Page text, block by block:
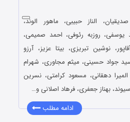
الناز حبیبی، ماهور الوند،
روزبه رئوفی، احمد صمیمی،
نوشین تبریزی، بیتا عزیز، آرزو
جواد حسینی، میثم مجاوری، شهرام
دهقانی، مسعود کرامتی، نسرین
بهناز جعفری، فرهاد اصلانی و…
ادامه مطلب